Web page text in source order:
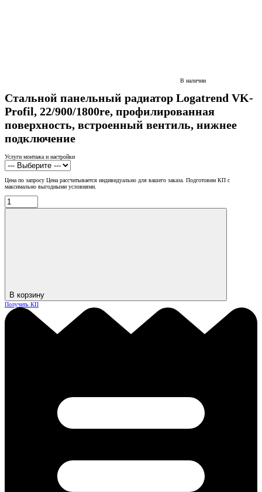
В наличии
Стальной панельный радиатор Logatrend VK-
Profil, 22/900/1800re, профилированная
поверхность, встроенный вентиль, нижнее
подключение
Услуги монтажа и настройки
Цена по запросу Цена рассчитывается индивидуально для вашего заказа. Подготовим КП с
максимально выгодными условиями.
В корзину
Получить КП